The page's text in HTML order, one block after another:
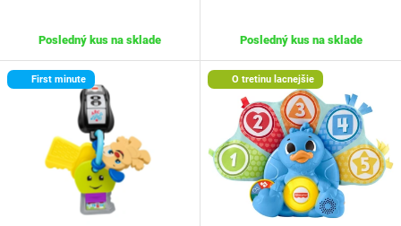
Posledný kus na sklade Posledný kus na sklade
First minute O tretinu lacnejšie